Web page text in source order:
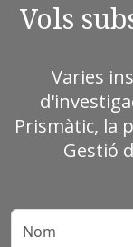
Vols
Varies
Prismàtic, la
Gestió
Nom